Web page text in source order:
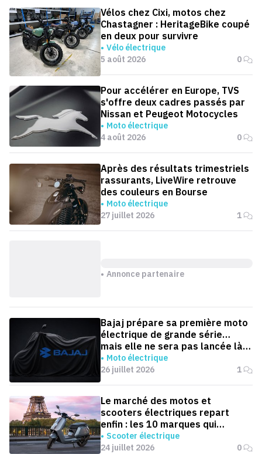
Vélos chez Cixi, motos chez
Chastagner : HeritageBike coupé
en deux pour survivre
Vélo électrique
5 août 2026
0
Pour accélérer en Europe, TVS
s'offre deux cadres passés par
Nissan et Peugeot Motocycles
Moto électrique
4 août 2026
0
Après des résultats trimestriels
rassurants, LiveWire retrouve
des couleurs en Bourse
Moto électrique
27 juillet 2026
1
Annonce partenaire
Bajaj prépare sa première moto
électrique de grande série…
mais elle ne sera pas lancée là
où on l'attend
Moto électrique
26 juillet 2026
1
Le marché des motos et
scooters électriques repart
enfin : les 10 marques qui
dominent la France
Scooter électrique
24 juillet 2026
0